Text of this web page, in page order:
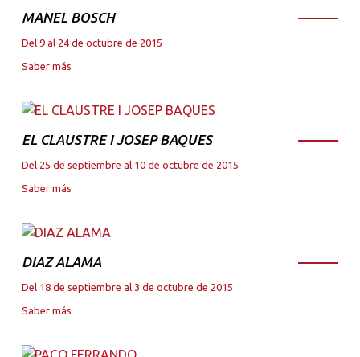
MANEL BOSCH
Del 9 al 24 de octubre de 2015
Saber más
EL CLAUSTRE I JOSEP BAQUES
Del 25 de septiembre al 10 de octubre de 2015
Saber más
DIAZ ALAMA
Del 18 de septiembre al 3 de octubre de 2015
Saber más